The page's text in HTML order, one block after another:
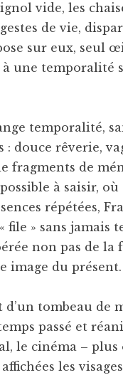
vide, les
de vie,
sur eux, seul
une temporalité
temporalité,
douce rêverie,
fragments de
à saisir,
répétées,
file » sans jamais
non pas de la
image du présent.
tombeau de
passé et
le cinéma – plus
les